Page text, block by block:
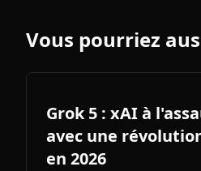
Vous pourriez
Grok 5 : xAI à
avec une
en 2026